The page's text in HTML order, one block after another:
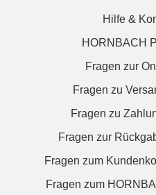
Hilfe &
HORNBACH
Fragen zur
Fragen zu
Fragen zu
Fragen zur
Fragen zum
Fragen zum